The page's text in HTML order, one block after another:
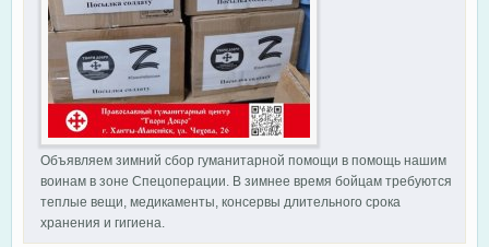
Объявляем зимний сбор гуманитарной помощи в помощь нашим
воинам в зоне Спецоперации. В зимнее время бойцам требуются
теплые вещи, медикаменты, консервы длительного срока
хранения и гигиена.